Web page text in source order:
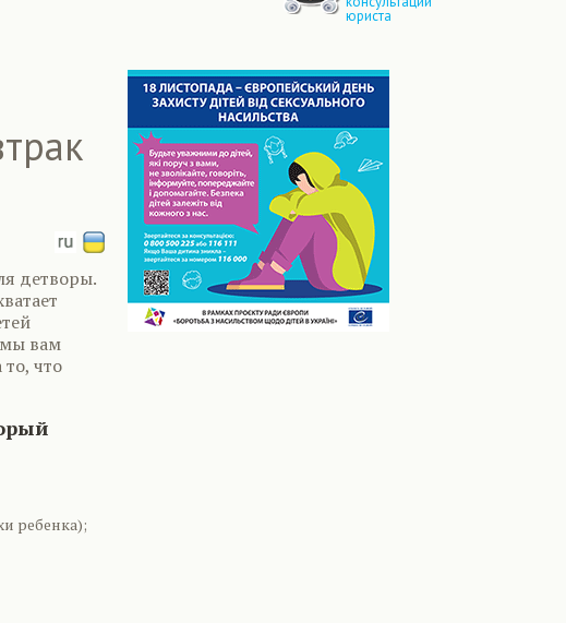
юриста
детворы.
мы вам
что
ребенка);